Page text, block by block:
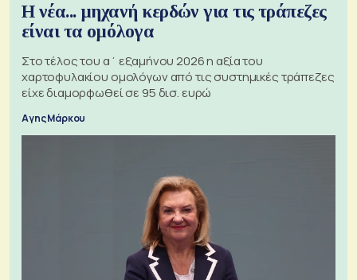
Η νέα... μηχανή κερδών για τις τράπεζες
είναι τα ομόλογα
Στο τέλος του α΄ εξαμήνου 2026 η αξία του
χαρτοφυλακίου ομολόγων από τις συστημικές τράπεζες
είχε διαμορφωθεί σε 95 δισ. ευρώ
Αγης Μάρκου